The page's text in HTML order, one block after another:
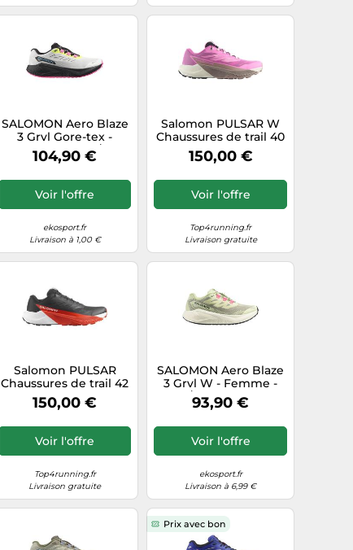
SALOMON Aero Blaze
3 Grvl Gore-tex -
Homme - Blanc / Noir
- taille 42- modèle
104,90 €
Voir l'offre
ekosport.fr
Livraison à 1,00 €
Salomon PULSAR W
Chaussures de trail 40
Rose
150,00 €
Voir l'offre
Top4running.fr
Livraison gratuite
Salomon PULSAR
Chaussures de trail 42
Noir
150,00 €
Voir l'offre
Top4running.fr
Livraison gratuite
SALOMON Aero Blaze
3 Grvl W - Femme -
Vert / Noir - taille 40-
modèle 2026
93,90 €
Voir l'offre
ekosport.fr
Livraison à 6,99 €
Prix avec bon